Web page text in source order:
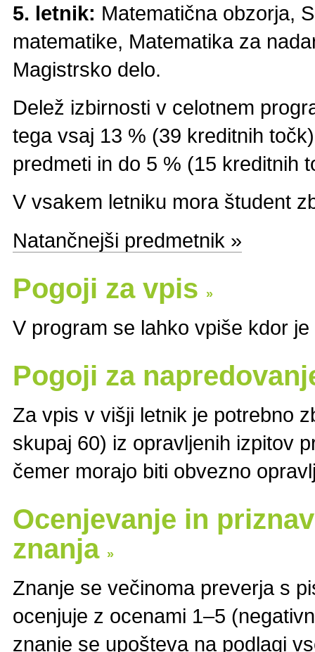
5. letnik: Matematična obzorja,
matematike, Matematika za
Magistrsko delo.
Delež izbirnosti v celotnem
tega vsaj 13 % (39 kreditnih
predmeti in do 5 % (15 kreditnih
V vsakem letniku mora študent
Natančnejši predmetnik »
Pogoji za vpis »
V program se lahko vpiše kdor
Pogoji za
Za vpis v višji letnik je potrebno
skupaj 60) iz opravljenih izpitov
čemer morajo biti obvezno
Ocenjevanje in
znanja »
Znanje se večinoma preverja s
ocenjuje z ocenami 1–5
znanje se upošteva na podlagi